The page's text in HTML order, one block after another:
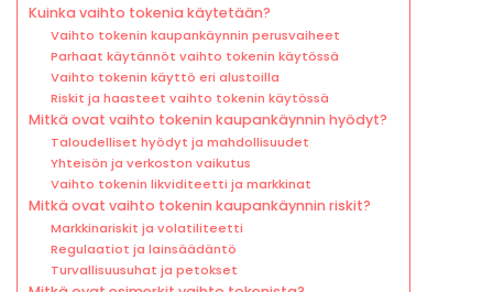
Kuinka vaihto tokenia käytetään?
Vaihto tokenin kaupankäynnin perusvaiheet
Parhaat käytännöt vaihto tokenin käytössä
Vaihto tokenin käyttö eri alustoilla
Riskit ja haasteet vaihto tokenin käytössä
Mitkä ovat vaihto tokenin kaupankäynnin hyödyt?
Taloudelliset hyödyt ja mahdollisuudet
Yhteisön ja verkoston vaikutus
Vaihto tokenin likviditeetti ja markkinat
Mitkä ovat vaihto tokenin kaupankäynnin riskit?
Markkinariskit ja volatiliteetti
Regulaatiot ja lainsäädäntö
Turvallisuusuhat ja petokset